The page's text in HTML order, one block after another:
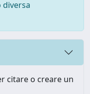
citare o creare un